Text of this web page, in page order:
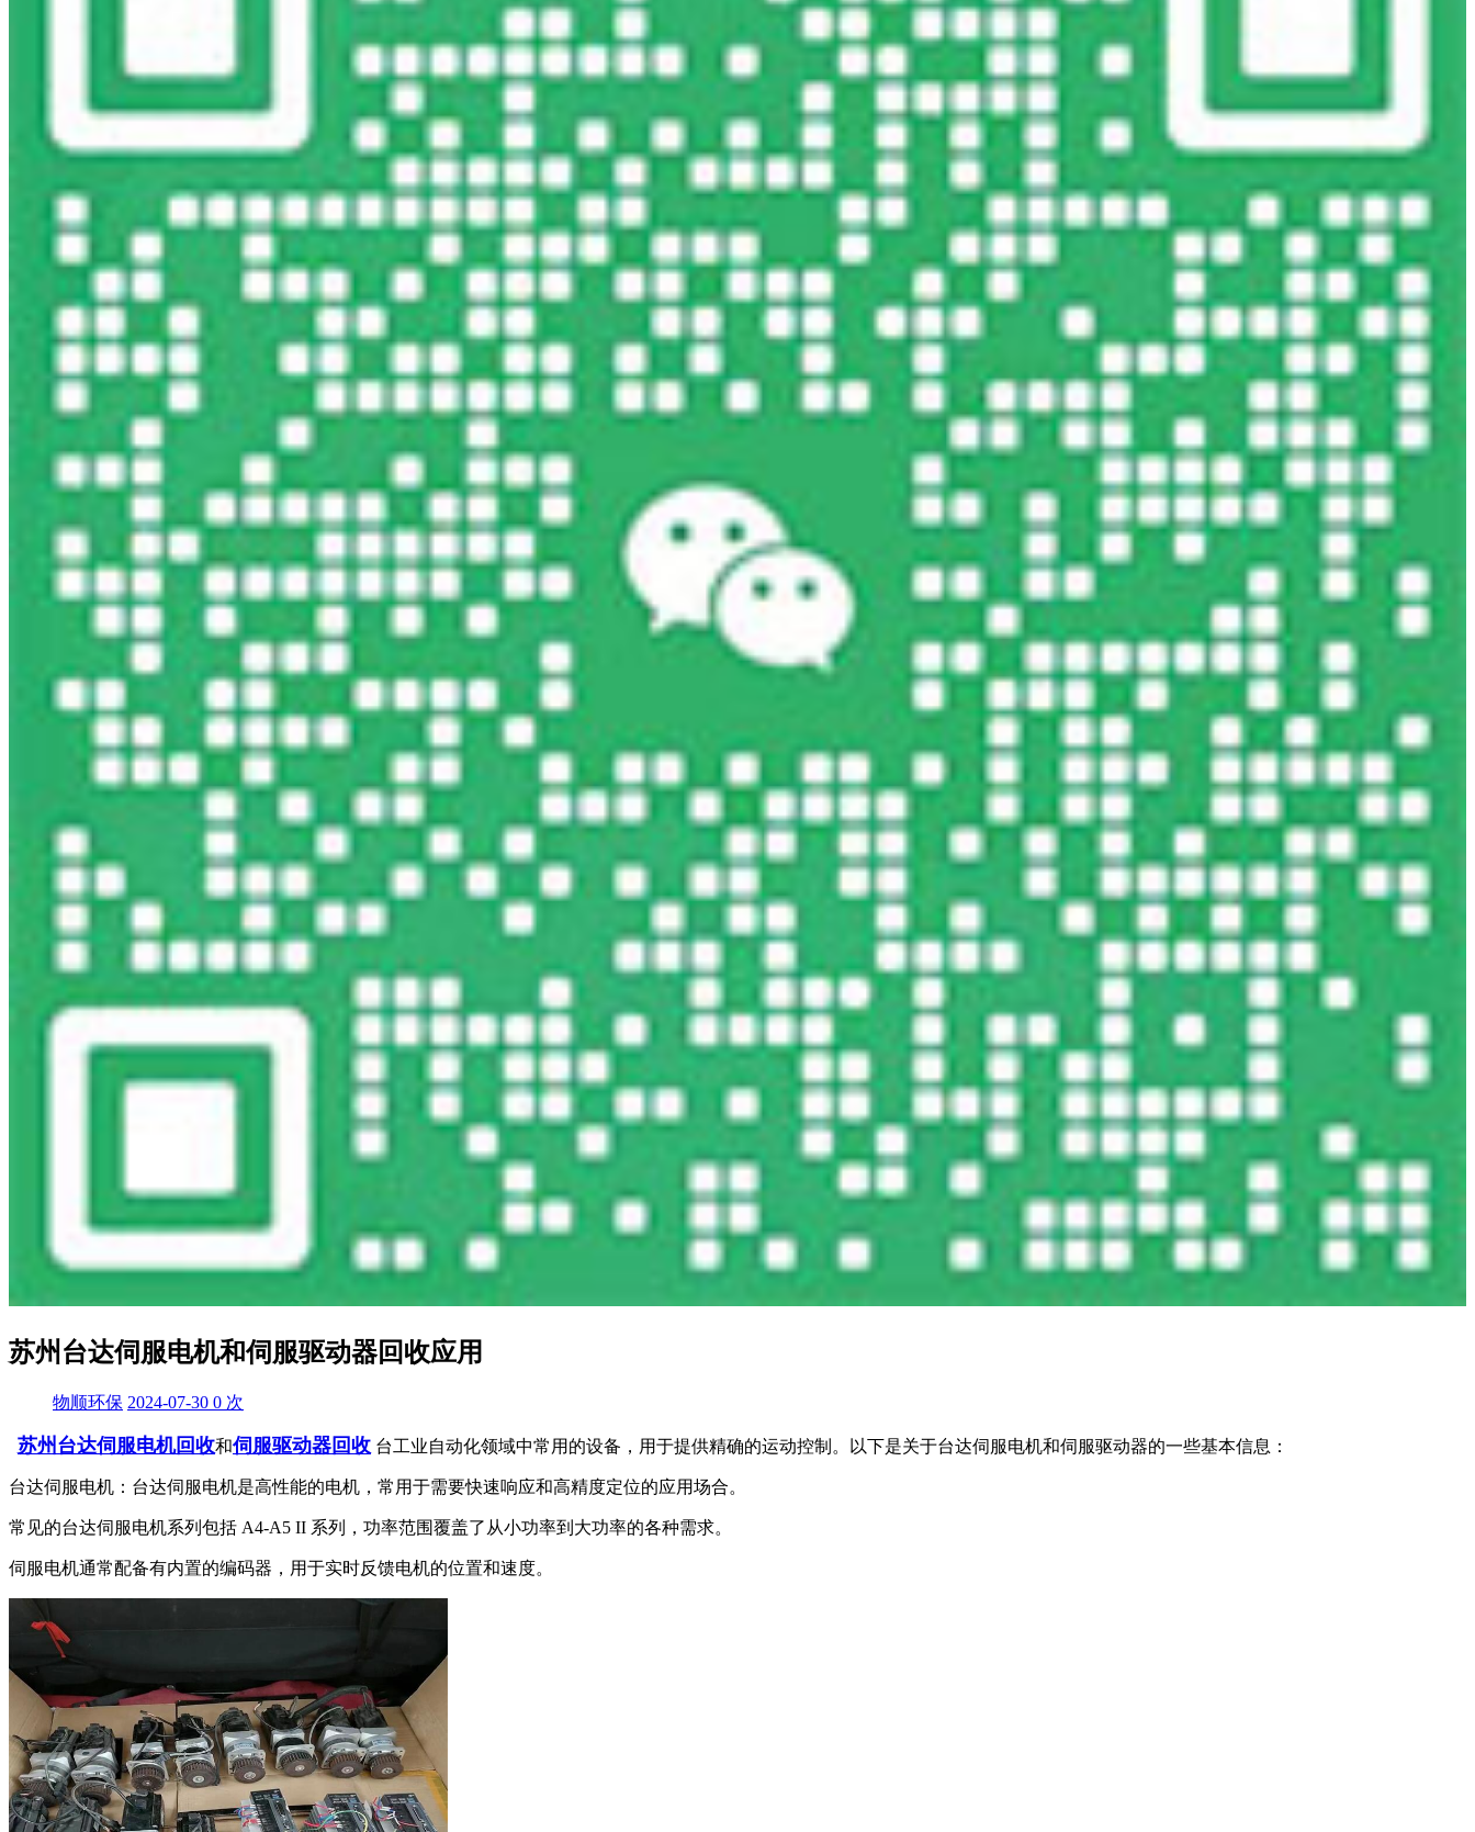
苏州台达伺服电机和伺服驱动器回收应用
物顺环保 2024-07-30 0 次
苏州台达伺服电机回收和伺服驱动器回收 台工业自动化领域中常用的设备，用于提供精确的运动控制。以下是关于台达伺服电机和伺服驱动器的一些基本信息：
台达伺服电机：台达伺服电机是高性能的电机，常用于需要快速响应和高精度定位的应用场合。
常见的台达伺服电机系列包括 A4-A5 II 系列，功率范围覆盖了从小功率到大功率的各种需求。
伺服电机通常配备有内置的编码器，用于实时反馈电机的位置和速度。